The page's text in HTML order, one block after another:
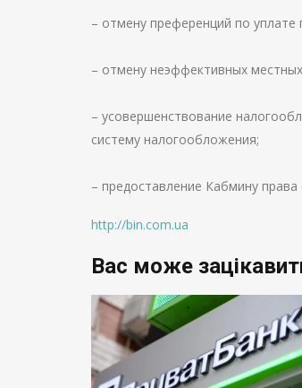
– отмену преференций по
– отмену неэффективных
– усовершенствование
систему налогообложения;
– предоставление Кабмину
http://bin.com.ua
Вас може